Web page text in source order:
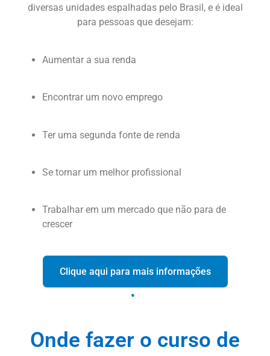
diversas unidades espalhadas pelo Brasil, e é ideal
para pessoas que desejam:
Aumentar a sua renda
Encontrar um novo emprego
Ter uma segunda fonte de renda
Se tornar um melhor profissional
Trabalhar em um mercado que não para de
crescer
Clique aqui para mais informações
Onde fazer o curso de